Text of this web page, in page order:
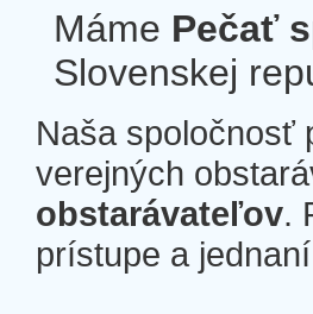
Máme Pečať
Slovenskej
Naša spoločnosť
verejných
obstarávateľov.
prístupe a